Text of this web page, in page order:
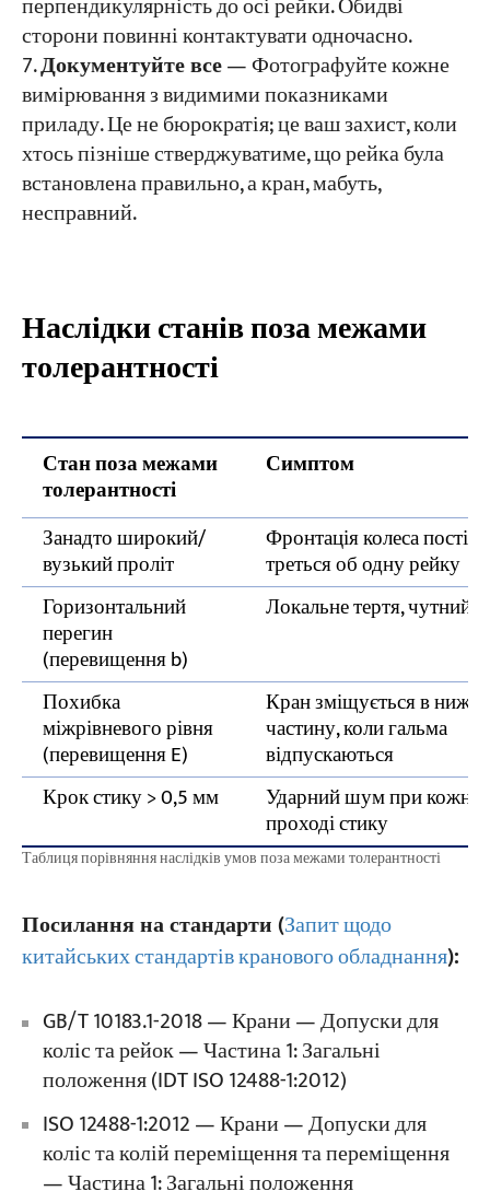
сторони повинні контактувати одночасно.
Документуйте все— Фотографуйте кожне
вимірювання з видимими показниками
приладу. Це не бюрократія; це ваш захист, коли
хтось пізніше стверджуватиме, що рейка була
встановлена правильно, а кран, мабуть,
несправний.
Наслідки станів поза межами
толерантності
Стан поза межами
толерантності
Симптом
Занадто широкий/
вузький проліт
Фронтація колеса
треться об одну рейку
Горизонтальний
перегин
(перевищення b)
Локальне тертя, чутний
Похибка
міжрівневого рівня
(перевищення E)
Кран зміщується в
частину, коли гальма
відпускаються
Крок стику > 0,5 мм
Ударний шум при
проході стику
Таблиця порівняння наслідків умов поза межами толерантності
Посилання на стандарти (Запит щодо
китайських стандартів кранового обладнання):
GB/T 10183.1-2018 — Крани — Допуски для
коліс та рейок — Частина 1: Загальні
положення (IDT ISO 12488-1:2012)
ISO 12488-1:2012 — Крани — Допуски для
коліс та колій переміщення та переміщення
— Частина 1: Загальні положення